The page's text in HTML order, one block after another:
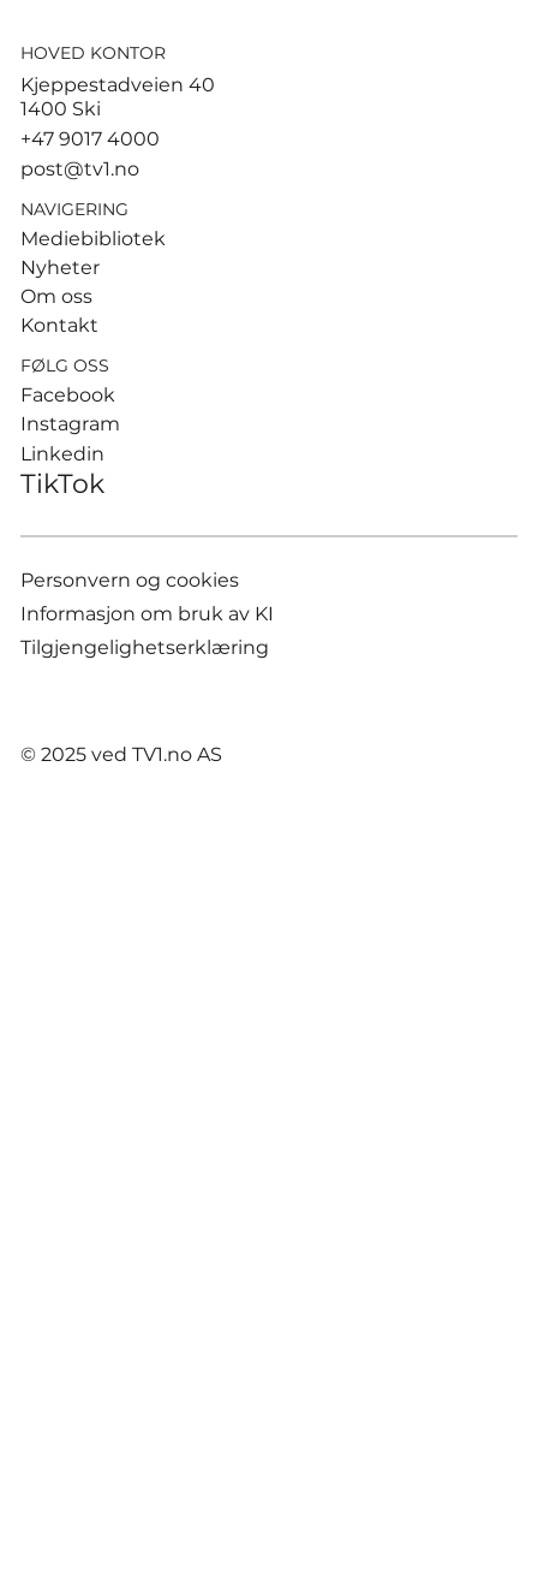
God start for de norske
Hamburg
HOVED KONTOR
Kjeppestadveien 40
1400 Ski
+47 9017 4000
post@tv1.no
NAVIGERING
Mediebibliotek
Nyheter
Om oss
Kontakt
FØLG OSS
Facebook
Instagram
Linkedin
TikTok
Personvern og cookies
Informasjon om bruk av KI
Tilgjengelighetserklæring
© 2025 ved TV1.no AS